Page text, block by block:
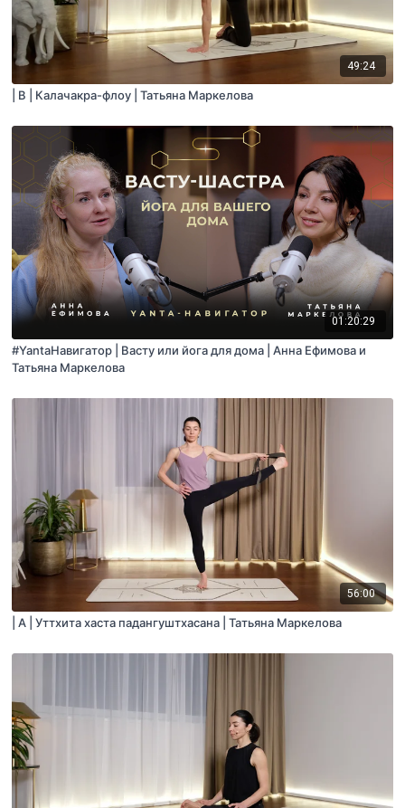
49:24
| B | Калачакра-флоу | Татьяна Маркелова
01:20:29
#YantaНавигатор | Васту или йога для дома | Анна Ефимова и
Татьяна Маркелова
56:00
| A | Уттхита хаста падангуштхасана | Татьяна Маркелова